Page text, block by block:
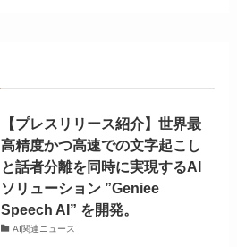
【プレスリリース紹介】世界最
高精度かつ高速での文字起こし
と話者分離を同時に実現するAI
ソリューション ”Geniee
Speech AI” を開発。
AI関連ニュース